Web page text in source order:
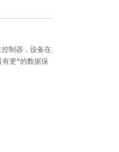
制器，设备在
有更*的数据保